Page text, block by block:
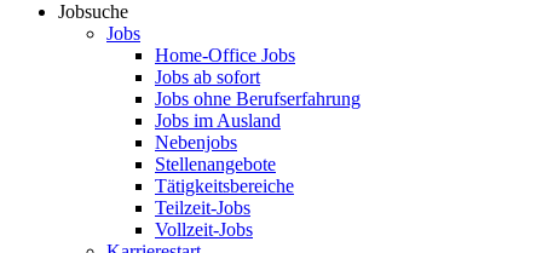
Jobsuche
Jobs
Home-Office Jobs
Jobs ab sofort
Jobs ohne Berufserfahrung
Jobs im Ausland
Nebenjobs
Stellenangebote
Tätigkeitsbereiche
Teilzeit-Jobs
Vollzeit-Jobs